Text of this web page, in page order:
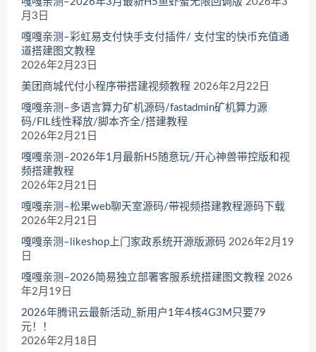
月3日
嘎嘎亲测–彩虹易支付快手支付插件/ 支付宝的快币充值通
道搭建图文教程
2026年2月23日
美团商城代付小程序带搭建视频教程 2026年2月22日
嘎嘎亲测–多语言算力矿机源码/fastadmin矿机算力源
码/FIL线性释放/脚本齐全/搭建教程
2026年2月21日
嘎嘎亲测–2026年1月最新H5随意玩/开心神兽带控版和视
频搭建教程
2026年2月21日
嘎嘎亲测–松果web聊天室源码/带视频搭建教程源码下载
2026年2月21日
嘎嘎亲测–likeshop上门家政系统开源版源码 2026年2月19
日
嘎嘎亲测–2026简易独立部署客服系统搭建图文教程 2026
年2月19日
2026年腾讯云最新活动_新用户1年4核4G3M只要79
元！！
2026年2月18日